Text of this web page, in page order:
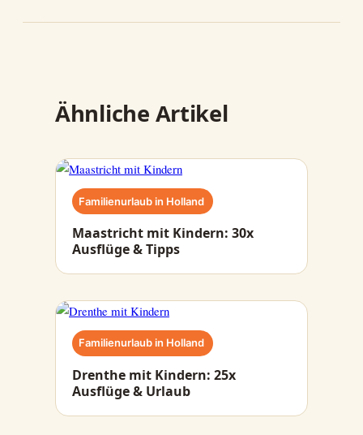
Ähnliche Artikel
Familienurlaub in Holland
Maastricht mit Kindern: 30x
Ausflüge & Tipps
Familienurlaub in Holland
Drenthe mit Kindern: 25x
Ausflüge & Urlaub